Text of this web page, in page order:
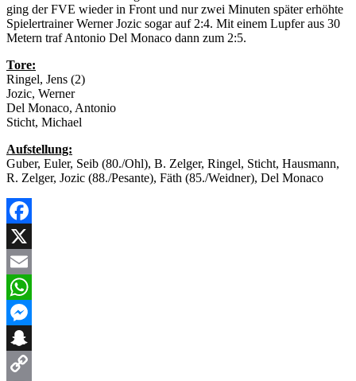
ging der FVE wieder in Front und nur zwei Minuten später erhöhte
Spielertrainer Werner Jozic sogar auf 2:4. Mit einem Lupfer aus 30
Metern traf Antonio Del Monaco dann zum 2:5.
Tore:
Ringel, Jens (2)
Jozic, Werner
Del Monaco, Antonio
Sticht, Michael
Aufstellung:
Guber, Euler, Seib (80./Ohl), B. Zelger, Ringel, Sticht, Hausmann,
R. Zelger, Jozic (88./Pesante), Fäth (85./Weidner), Del Monaco
Facebook
X
Email
WhatsApp
Messenger
Snapchat